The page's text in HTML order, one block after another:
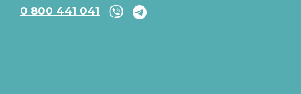
0 800 441 041